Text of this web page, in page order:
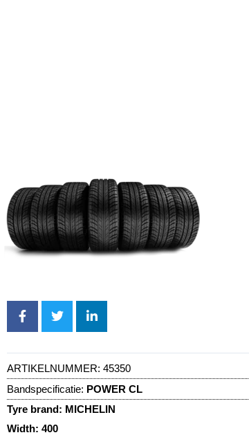
ARTIKELNUMMER: 45350
Bandspecificatie: POWER CL
Tyre brand: MICHELIN
Width: 400